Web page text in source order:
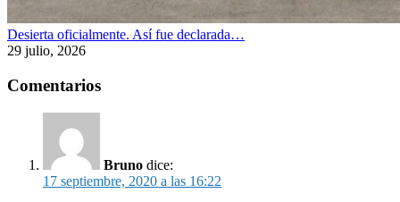
Desierta oficialmente. Así fue declarada…
29 julio, 2026
Comentarios
Bruno dice:
17 septiembre, 2020 a las 16:22